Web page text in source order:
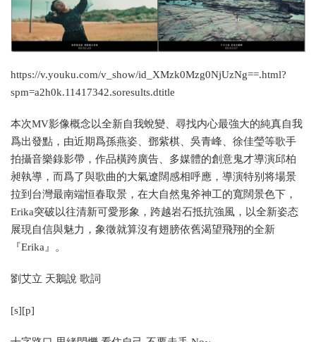
https://v.youku.com/v_show/id_XMzk0Mzg0NjUzNg==.html?
spm=a2h0k.11417342.soresults.dtitle
本次MV影像概念以全新自我蛻變、尋找内心最強大的純真自我
爲出發點，由近期爲孫燕姿、鄧紫棋、吳青峰、徐佳瑩等歌手
拍攝音樂錄影帶，作品橫跨廣告、多媒體的創意鬼才導演邱柏
昶執導，而爲了與歌曲的大氣遼闊感相呼應，導演特别将場景
拉到台灣最南端恒春取景，在大自然鬼斧神工的寬闊景色下，
Erika突破以往清新可愛形象，跨越岩石抵抗強風，以全新姿态
展現自信與魅力，象徵就算沒有翅膀依舊渴望飛翔的全新
『Erika』。
劉艾立 天鵝說 歌詞
[s][p]